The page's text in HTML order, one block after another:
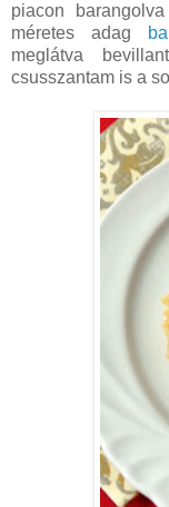
piacon
méretes adag
meglátva
csusszantam is a